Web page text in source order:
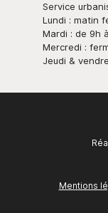
Service
Lundi : matin
Mardi : de 9h
Mercredi :
Jeudi &
Mentions